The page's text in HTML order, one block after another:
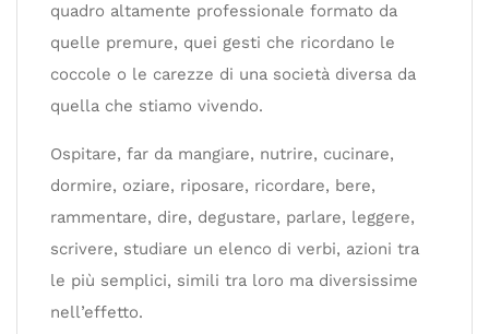
quadro altamente professionale formato da
quelle premure, quei gesti che ricordano le
coccole o le carezze di una società diversa da
quella che stiamo vivendo.
Ospitare, far da mangiare, nutrire, cucinare,
dormire, oziare, riposare, ricordare, bere,
rammentare, dire, degustare, parlare, leggere,
scrivere, studiare un elenco di verbi, azioni tra
le più semplici, simili tra loro ma diversissime
nell’effetto.